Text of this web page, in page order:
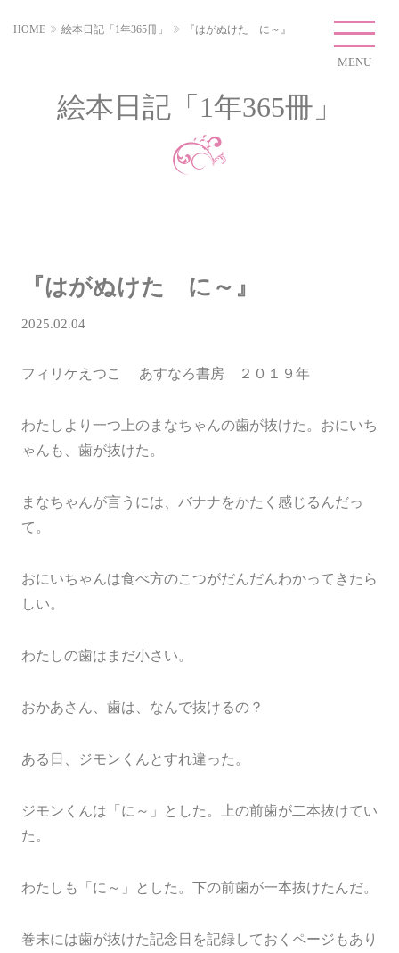
MENU
HOME 絵本日記「1年365冊」 『はがぬけた に～』
絵本日記「1年365冊」
『はがぬけた に～』
2025.02.04
フィリケえつこ あすなろ書房 ２０１９年
わたしより一つ上のまなちゃんの歯が抜けた。おにいち
ゃんも、歯が抜けた。
まなちゃんが言うには、バナナをかたく感じるんだっ
て。
おにいちゃんは食べ方のこつがだんだんわかってきたら
しい。
わたしの歯はまだ小さい。
おかあさん、歯は、なんで抜けるの？
ある日、ジモンくんとすれ違った。
ジモンくんは「に～」とした。上の前歯が二本抜けてい
た。
わたしも「に～」とした。下の前歯が一本抜けたんだ。
巻末には歯が抜けた記念日を記録しておくページもあり